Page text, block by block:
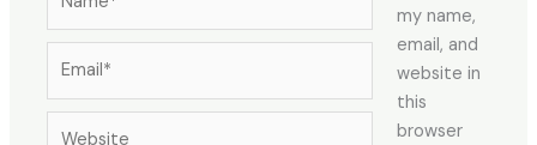
my name,
email, and
website in
this
browser